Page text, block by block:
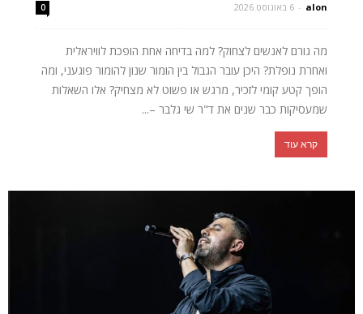
alon
- 6 באוגוסט 2026 0
מה גורם לאנשים לצחוק? למה בדיחה אחת הופכת לוויראלית
ואחרת נופלת? היכן עובר הגבול בין הומור שנון להומור פוגעני, ומה
הופך קטע קומי לזכיר, מרגש או פשוט לא מצחיק? אלו השאלות
שמעסיקות כבר שנים את ד"ר שי גלבר –...
קרא עוד